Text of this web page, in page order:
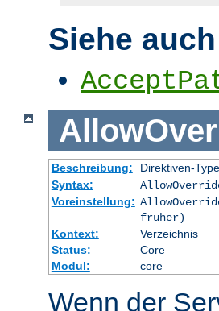
Siehe auch
Beschreibung: Direktiven-
Syntax:
Voreinstellung:
früher)
Kontext:
Verzeichnis
Status:
Core
Modul:
core
Wenn der